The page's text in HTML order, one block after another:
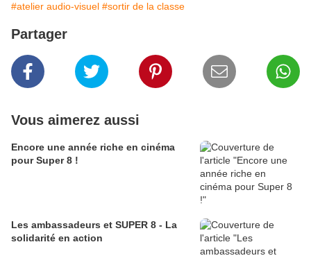
#atelier audio-visuel #sortir de la classe
Partager
Vous aimerez aussi
Encore une année riche en cinéma
pour Super 8 !
Les ambassadeurs et SUPER 8 - La
solidarité en action